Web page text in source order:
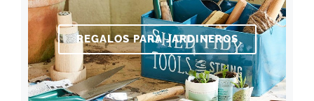
REGALOS PARA JARDINEROS